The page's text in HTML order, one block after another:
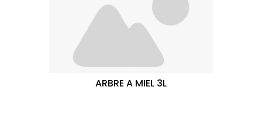
ARBRE A MIEL 3L